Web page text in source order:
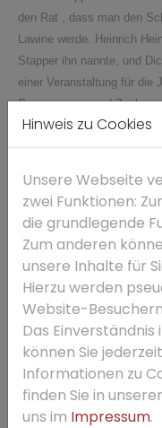
den Rat , dass man den
Lawine werde.
Heinrich
Stapper ihn nannte, und
einer Veranstaltung für die
Programm „... und
mit dem politischen
Deutschlands, der aus
Hinweis zu Cookies
Unsere Webseite
zwei Funktionen:
die grundlegende
Zum anderen
unsere Inhalte für
Hierzu werden
Website-
Das
können Sie
Informationen zu
finden Sie in unserer
uns im Impressum.